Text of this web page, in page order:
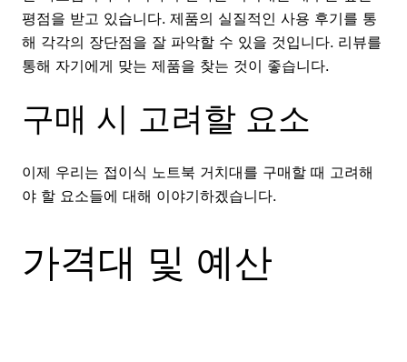
평점을 받고 있습니다. 제품의 실질적인 사용 후기를 통
해 각각의 장단점을 잘 파악할 수 있을 것입니다. 리뷰를
통해 자기에게 맞는 제품을 찾는 것이 좋습니다.
구매 시 고려할 요소
이제 우리는 접이식 노트북 거치대를 구매할 때 고려해
야 할 요소들에 대해 이야기하겠습니다.
가격대 및 예산